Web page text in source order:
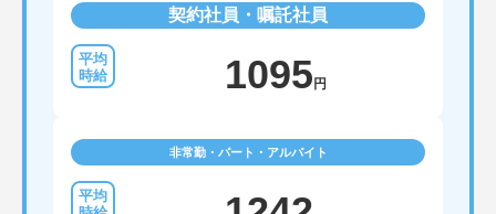
契約社員・嘱託社員
1095 円
非常勤・パート・アルバイト